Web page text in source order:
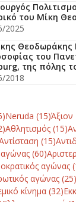
του Μίκη
2025
Θεοδωράκης
του
της πόλης
2018
Neruda (15)Άξιον
Αθλητισμός (15)
(15)
αγώνας (60)
αγώνας
αγώνας (25)
κίνημα (32)